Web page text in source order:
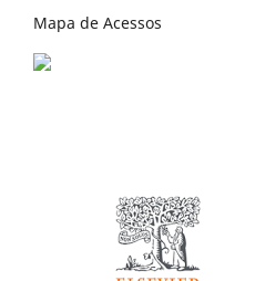
Mapa de Acessos